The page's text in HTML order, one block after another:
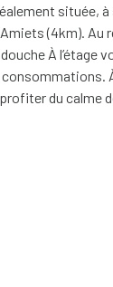
(4km).
À
profiter du